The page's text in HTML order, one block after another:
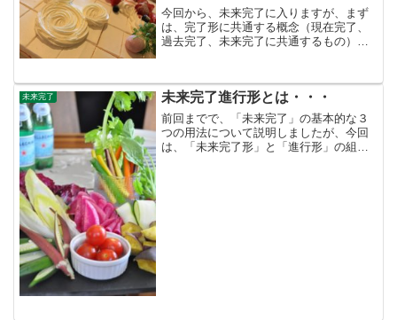
今回から、未来完了に入りますが、まず
は、完了形に共通する概念（現在完了、
過去完了、未来完了に共通するもの）と
す。どうぞご覧ください。
未来完了 未来完了進行形とは・・・
前回までで、「未来完了」の基本的な３
つの用法について説明しましたが、今回
は、「未来完了形」と「進行形」の組み